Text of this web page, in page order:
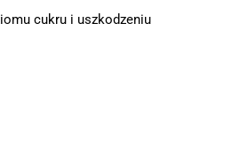
cukru i uszkodzeniu